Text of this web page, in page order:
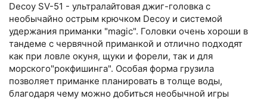
Decoy SV-51 - ультралайтовая джиг-головка с
необычайно острым крючком Decoy и системой
удержания приманки "magic". Головки очень хороши в
тандеме с червячной приманкой и отлично подходят
как при ловле окуня, щуки и форели, так и для
морского"рокфишинга". Особая форма грузила
позволяет приманке планировать в толще воды,
благодаря чему можно добиться необычной игры